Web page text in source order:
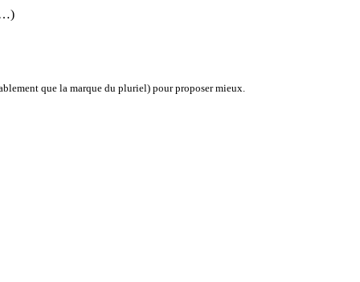
que la marque du pluriel) pour proposer mieux.